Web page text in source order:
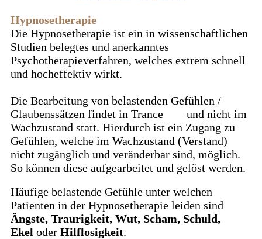
Hypnosetherapie
Die Hypnosetherapie ist ein in wissenschaftlichen
Studien belegtes und anerkanntes
Psychotherapieverfahren, welches extrem schnell
und hocheffektiv wirkt.
Die Bearbeitung von belastenden Gefühlen /
Glaubenssätzen findet in Trance und nicht im
Wachzustand statt. Hierdurch ist ein Zugang zu
Gefühlen, welche im Wachzustand (Verstand)
nicht zugänglich und veränderbar sind, möglich.
So können diese aufgearbeitet und gelöst werden.
Häufige belastende Gefühle unter welchen
Patienten in der Hypnosetherapie leiden sind
Ängste, Traurigkeit, Wut, Scham, Schuld,
Ekel oder Hilflosigkeit.